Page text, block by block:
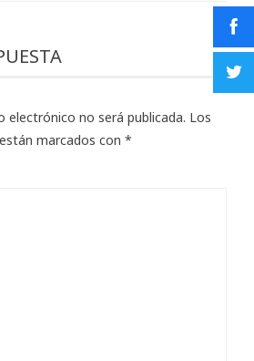
electrónico no será publicada. Los
marcados con *